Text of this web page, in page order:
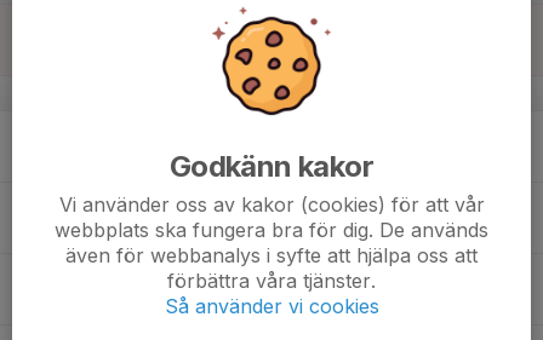
v.34
Godkänn kakor
Vi använder oss av kakor (cookies) för att vår
webbplats ska fungera bra för dig. De används
även för webbanalys i syfte att hjälpa oss att
förbättra våra tjänster.
Så använder vi cookies